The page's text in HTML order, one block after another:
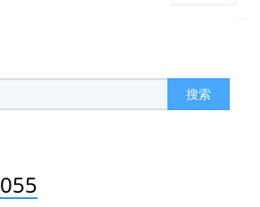
搜索